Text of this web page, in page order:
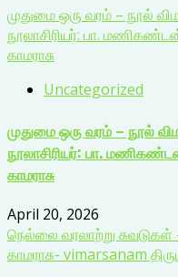
முதுமை ஒரு வரம் – நூல்
நூலாசிரியர்: பா.
காமராசு
Uncategorized
முதுமை ஒரு வரம் – நூல்
நூலாசிரியர்: பா.
காமராசு
April 20, 2026
நெல்லை வரலாற்று சுவடுகள்
காமராசு- vimarsanam